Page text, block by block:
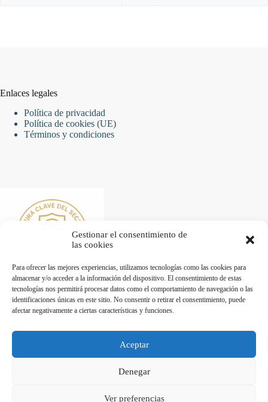
Gestionar el consentimiento de
las cookies
Para ofrecer las mejores experiencias, utilizamos tecnologías como las cookies para
almacenar y/o acceder a la información del dispositivo. El consentimiento de estas
tecnologías nos permitirá procesar datos como el comportamiento de navegación o las
identificaciones únicas en este sitio. No consentir o retirar el consentimiento, puede
afectar negativamente a ciertas características y funciones.
Aceptar
Denegar
Ver preferencias
Enlaces legales
Política de privacidad
Política de cookies (UE)
Términos y condiciones
Maquinaria de Hostelería en Valencia - Hostelecan © 2026